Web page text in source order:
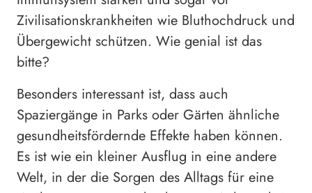
Zivilisationskrankheiten wie Bluthochdruck und
Übergewicht schützen. Wie genial ist das
bitte?
Besonders interessant ist, dass auch
Spaziergänge in Parks oder Gärten ähnliche
gesundheitsfördernde Effekte haben können.
Es ist wie ein kleiner Ausflug in eine andere
Welt, in der die Sorgen des Alltags für eine